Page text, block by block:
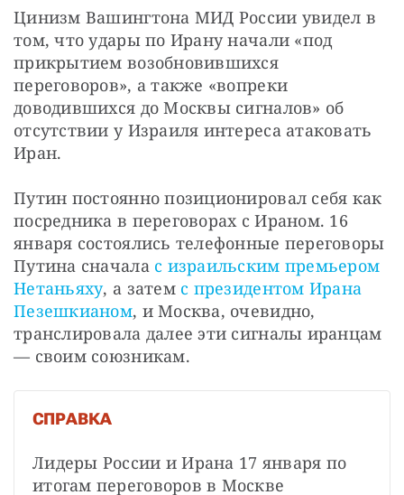
Цинизм Вашингтона МИД России увидел в
том, что удары по Ирану начали «под
прикрытием возобновившихся
переговоров», а также «вопреки
доводившихся до Москвы сигналов» об
отсутствии у Израиля интереса атаковать
Иран.
Путин постоянно позиционировал себя как
посредника в переговорах с Ираном. 16
января состоялись телефонные переговоры
Путина сначала с израильским премьером
Нетаньяху, а затем с президентом Ирана
Пезешкианом, и Москва, очевидно,
транслировала далее эти сигналы иранцам
— своим союзникам.
СПРАВКА
Лидеры России и Ирана 17 января по